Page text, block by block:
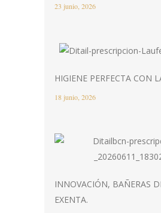
23 junio, 2026
HIGIENE PERFECTA CON
18 junio, 2026
INNOVACIÓN, BAÑERAS
EXENTA.